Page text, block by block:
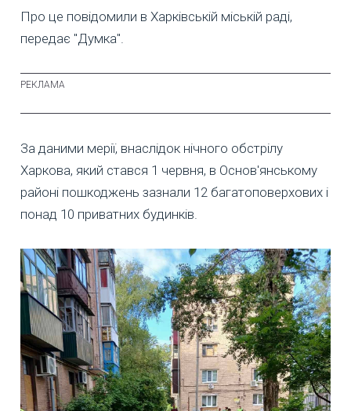
Про це повідомили в Харківській міській раді,
передає "Думка".
За даними мерії, внаслідок нічного обстрілу
Харкова, який стався 1 червня, в Основ'янському
районі пошкоджень зазнали 12 багатоповерхових і
понад 10 приватних будинків.